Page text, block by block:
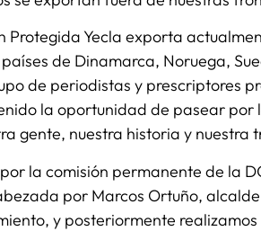
Protegida Yecla exporta
de Dinamarca, Noruega,
de periodistas y prescriptores
la oportunidad de pasear por
gente, nuestra historia y nuestra
la comisión permanente de la
por Marcos Ortuño,
y posteriormente